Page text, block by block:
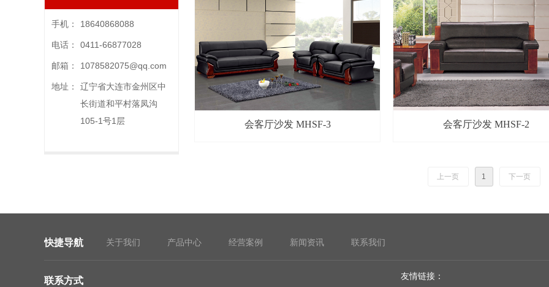
手机： 18640868088
电话： 0411-66877028
邮箱： 1078582075@qq.com
地址：
辽宁省大连市金州区中
长街道和平村落凤沟
105-1号1层
会客厅沙发 MHSF-3 会客厅沙发 MHSF-2
上一页 1 下一页
快捷导航 关于我们 产品中心 经营案例 新闻资讯 联系我们
联系方式 友情链接：